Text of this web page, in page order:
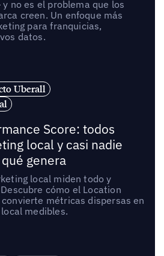
no es el problema que los
creen. Un enfoque más
para franquicias,
datos.
Uberall
Score: todos
local y casi nadie
genera
local miden todo y
cómo el Location
métricas dispersas en
medibles.